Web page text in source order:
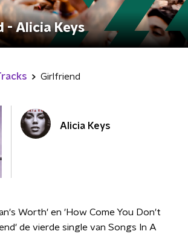
- Alicia Keys
Girlfriend
Alicia Keys
Worth' en 'How Come You Don't
de vierde single van Songs In A